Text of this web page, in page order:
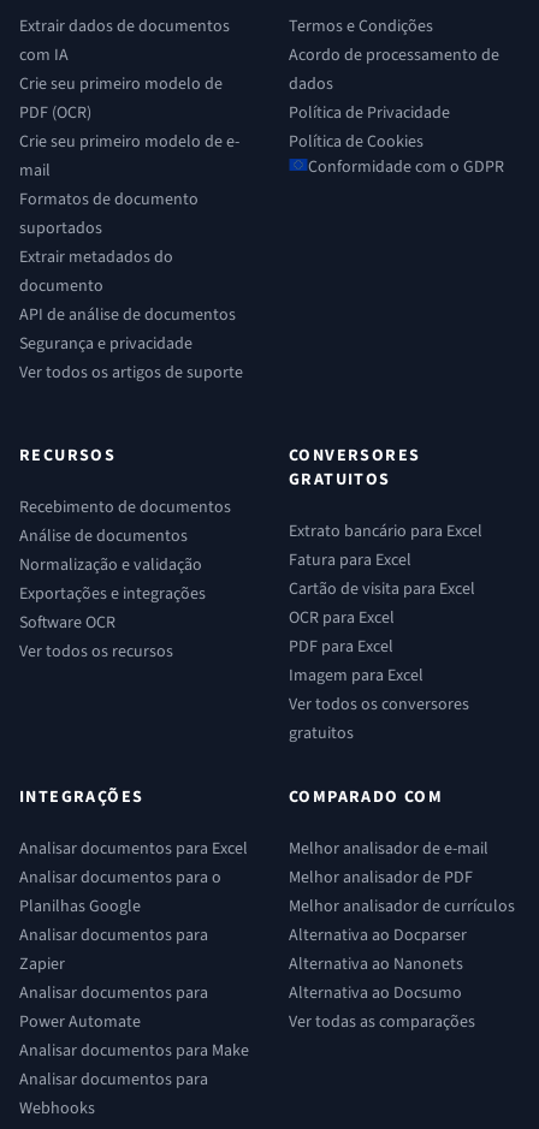
Extrair dados de documentos
com IA
Crie seu primeiro modelo de
PDF (OCR)
Crie seu primeiro modelo de e-
mail
Formatos de documento
suportados
Extrair metadados do
documento
API de análise de documentos
Segurança e privacidade
Ver todos os artigos de suporte
Termos e Condições
Acordo de processamento de
dados
Política de Privacidade
Política de Cookies
Conformidade com o GDPR
RECURSOS
Recebimento de documentos
Análise de documentos
Normalização e validação
Exportações e integrações
Software OCR
Ver todos os recursos
CONVERSORES
GRATUITOS
Extrato bancário para Excel
Fatura para Excel
Cartão de visita para Excel
OCR para Excel
PDF para Excel
Imagem para Excel
Ver todos os conversores
gratuitos
INTEGRAÇÕES
Analisar documentos para Excel
Analisar documentos para o
Planilhas Google
Analisar documentos para
Zapier
Analisar documentos para
Power Automate
Analisar documentos para Make
Analisar documentos para
Webhooks
COMPARADO COM
Melhor analisador de e-mail
Melhor analisador de PDF
Melhor analisador de currículos
Alternativa ao Docparser
Alternativa ao Nanonets
Alternativa ao Docsumo
Ver todas as comparações